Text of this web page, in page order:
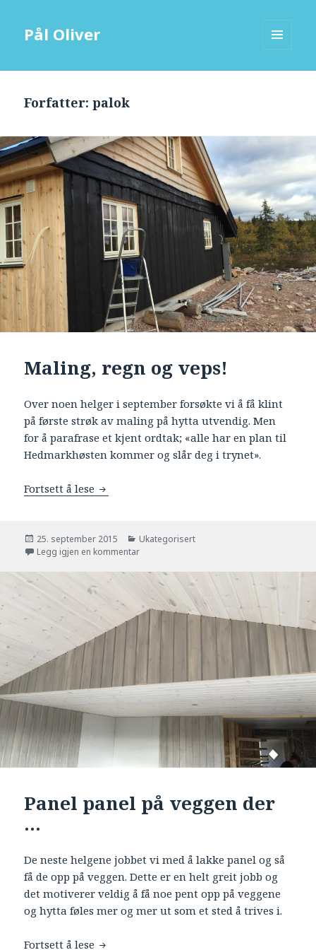
Pål Oliver
Forfatter:palok
Maling, regn og veps!
Over noen helger i september forsøkte vi å få klint
på første strøk av maling på hytta utvendig. Men
for å parafrase et kjent ordtak; «alle har en plan til
Hedmarkhøsten kommer og slår deg i trynet».
Fortsett å lese Maling, regn og veps!
Publisert
25. september 2015 Kategorier
Ukategorisert
Legg igjen en kommentar
Panel panel på veggen der
…
De neste helgene jobbet vi med å lakke panel og så
få de opp på veggen. Dette er en helt greit jobb og
det motiverer veldig å få noe pent opp på veggene
og hytta føles mer og mer ut som et sted å trives i.
Fortsett å lese Panel panel på veggen der …